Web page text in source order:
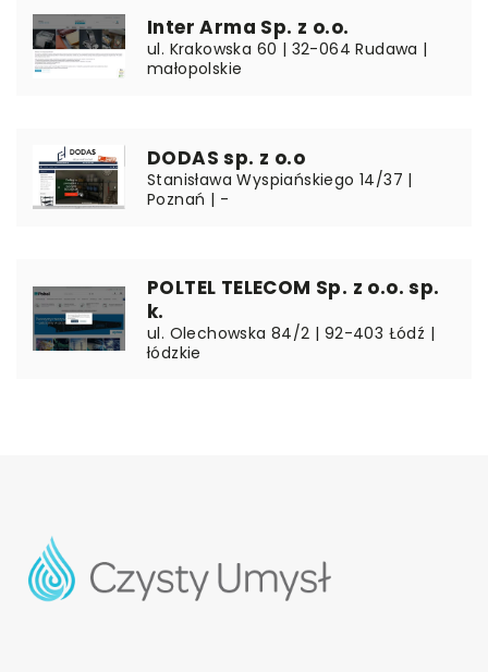
Inter Arma Sp. z o.o.
ul. Krakowska 60 | 32-064 Rudawa |
małopolskie
DODAS sp. z o.o
Stanisława Wyspiańskiego 14/37 |
Poznań | -
POLTEL TELECOM Sp. z o.o. sp.
k.
ul. Olechowska 84/2 | 92-403 Łódź |
łódzkie